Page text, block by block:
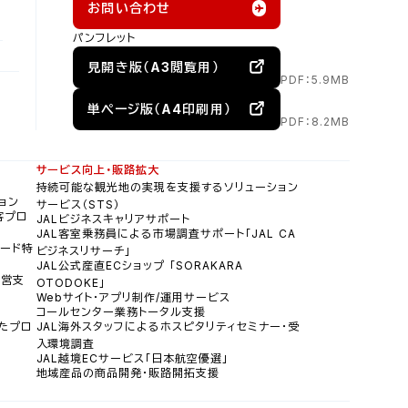
お問い合わせ
パンフレット
見開き版（A3閲覧用）
PDF：5.9MB
単ページ版（A4印刷用）
PDF：8.2MB
ン
ロ
ド特
支
プロ
サービス向上・販路拡大
持続可能な観光地の実現を支援するソリューション
サービス（STS）
JALビジネスキャリアサポート
JAL客室乗務員による市場調査サポート「JAL CA
ビジネスリサーチ」
JAL公式産直ECショップ 「SORAKARA
OTODOKE」
Webサイト・アプリ制作/運用サービス
コールセンター業務トータル支援
JAL海外スタッフによるホスピタリティセミナー・受
入環境調査
JAL越境ECサービス「日本航空優選」
地域産品の商品開発・販路開拓支援